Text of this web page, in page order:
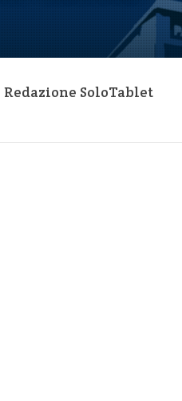
Redazione SoloTablet